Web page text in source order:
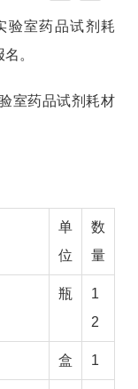
验室药品试剂耗
。
室药品试剂耗材
单
位
数
量
瓶
1
2
盒 1